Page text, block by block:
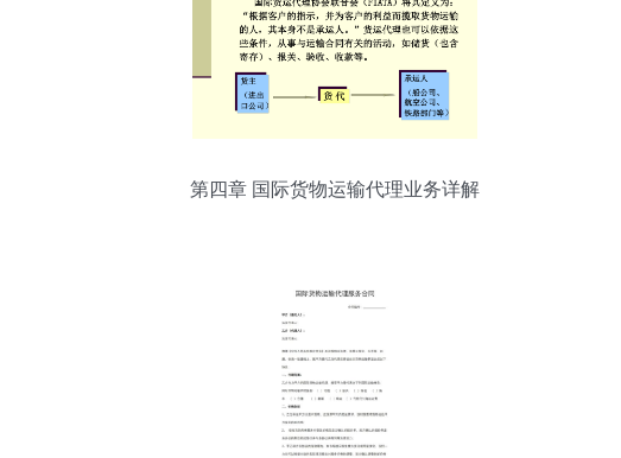
第四章 国际货物运输代理业务详解